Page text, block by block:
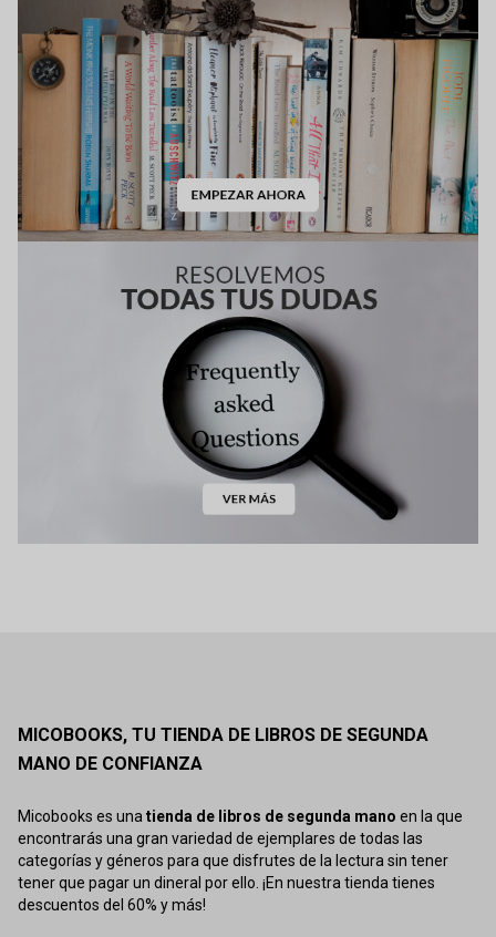
MICOBOOKS, TU TIENDA DE LIBROS DE SEGUNDA
MANO DE CONFIANZA
Micobooks es unatienda de libros de segunda mano en la que
encontrarás una gran variedad de ejemplares de todas las
categorías y géneros para que disfrutes de la lectura sin tener
tener que pagar un dineral por ello. ¡En nuestra tienda tienes
descuentos del 60% y más!